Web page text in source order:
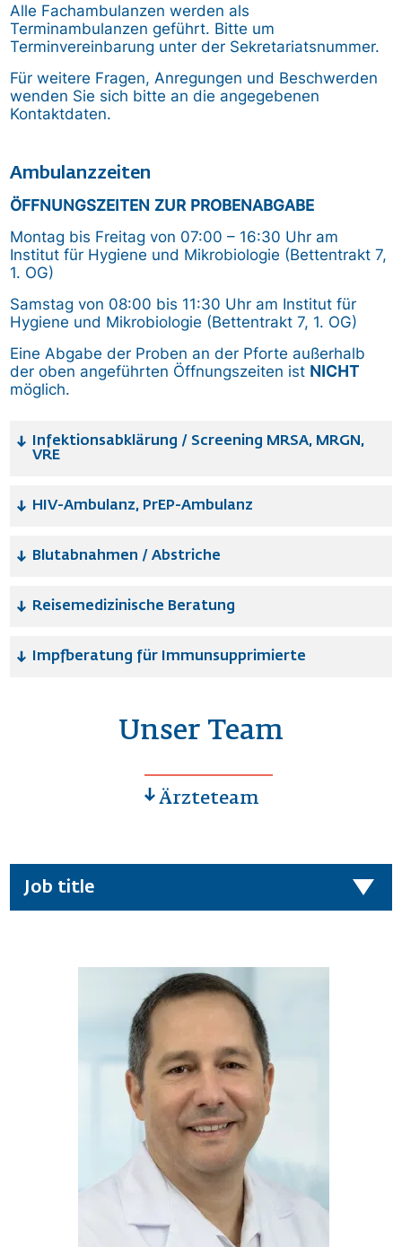
Alle Fachambulanzen werden als
Terminambulanzen geführt. Bitte um
Terminvereinbarung unter der Sekretariatsnummer.
Für weitere Fragen, Anregungen und Beschwerden
wenden Sie sich bitte an die angegebenen
Kontaktdaten.
Ambulanzzeiten
ÖFFNUNGSZEITEN ZUR PROBENABGABE
Montag bis Freitag von 07:00 – 16:30 Uhr am
Institut für Hygiene und Mikrobiologie (Bettentrakt 7,
1. OG)
Samstag von 08:00 bis 11:30 Uhr am Institut für
Hygiene und Mikrobiologie (Bettentrakt 7, 1. OG)
Eine Abgabe der Proben an der Pforte außerhalb
der oben angeführten Öffnungszeiten ist NICHT
möglich.
Infektionsabklärung / Screening MRSA, MRGN,
VRE
HIV-Ambulanz, PrEP-Ambulanz
Blutabnahmen / Abstriche
Reisemedizinische Beratung
Impfberatung für Immunsupprimierte
Unser Team
Ärzteteam
Job title